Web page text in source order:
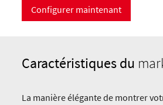
Configurer maintenant
Caractéristiques du
La manière élégante de montrer